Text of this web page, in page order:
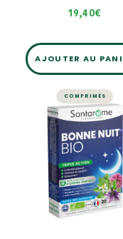
19,40€
AJOUTER AU
COMPRIMÉS
SOMMEIL
Bonne Nuit Bio
20 comprimés
Triple action sur le
sommeil.
100% actifs d'origine
végétale.